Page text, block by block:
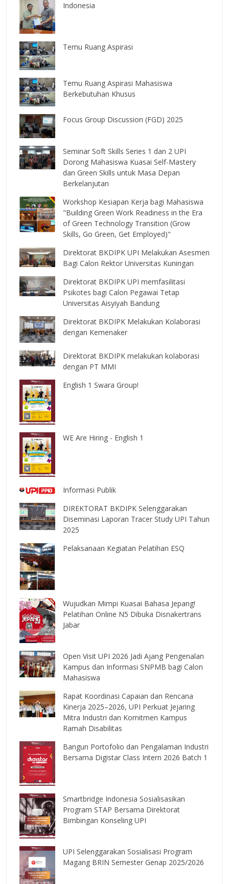
Indonesia
Temu Ruang Aspirasi
Temu Ruang Aspirasi Mahasiswa
Berkebutuhan Khusus
Focus Group Discussion (FGD) 2025
Seminar Soft Skills Series 1 dan 2 UPI
Dorong Mahasiswa Kuasai Self-Mastery
dan Green Skills untuk Masa Depan
Berkelanjutan
Workshop Kesiapan Kerja bagi Mahasiswa
"Building Green Work Readiness in the Era
of Green Technology Transition (Grow
Skills, Go Green, Get Employed)"
Direktorat BKDIPK UPI Melakukan Asesmen
Bagi Calon Rektor Universitas Kuningan
Direktorat BKDIPK UPI memfasilitasi
Psikotes bagi Calon Pegawai Tetap
Universitas Aisyiyah Bandung
Direktorat BKDIPK Melakukan Kolaborasi
dengan Kemenaker
Direktorat BKDIPK melakukan kolaborasi
dengan PT MMI
English 1 Swara Group!
WE Are Hiring - English 1
Informasi Publik
DIREKTORAT BKDIPK Selenggarakan
Diseminasi Laporan Tracer Study UPI Tahun
2025
Pelaksanaan Kegiatan Pelatihan ESQ
Wujudkan Mimpi Kuasai Bahasa Jepang!
Pelatihan Online N5 Dibuka Disnakertrans
Jabar
Open Visit UPI 2026 Jadi Ajang Pengenalan
Kampus dan Informasi SNPMB bagi Calon
Mahasiswa
Rapat Koordinasi Capaian dan Rencana
Kinerja 2025–2026, UPI Perkuat Jejaring
Mitra Industri dan Komitmen Kampus
Ramah Disabilitas
Bangun Portofolio dan Pengalaman Industri
Bersama Digistar Class Intern 2026 Batch 1
Smartbridge Indonesia Sosialisasikan
Program STAP Bersama Direktorat
Bimbingan Konseling UPI
UPI Selenggarakan Sosialisasi Program
Magang BRIN Semester Genap 2025/2026